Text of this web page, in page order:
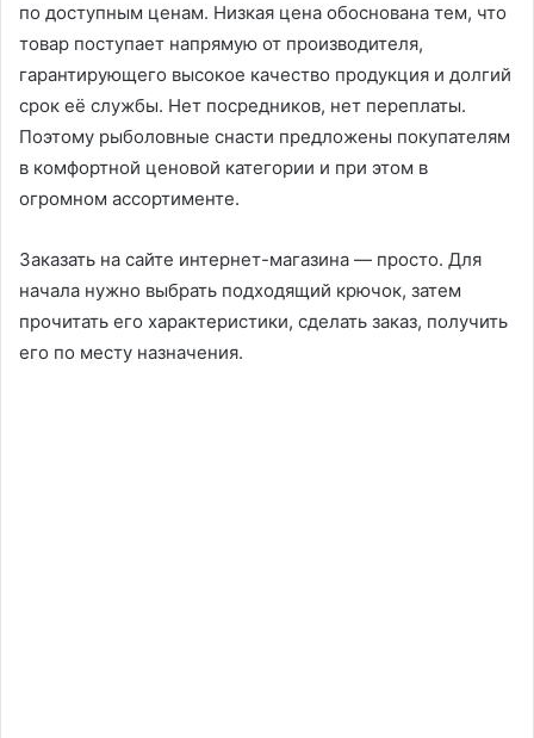
по доступным ценам. Низкая цена обоснована тем, что
товар поступает напрямую от производителя,
гарантирующего высокое качество продукция и долгий
срок её службы. Нет посредников, нет переплаты.
Поэтому рыболовные снасти предложены покупателям
в комфортной ценовой категории и при этом в
огромном ассортименте.
Заказать на сайте интернет-магазина — просто. Для
начала нужно выбрать подходящий крючок, затем
прочитать его характеристики, сделать заказ, получить
его по месту назначения.